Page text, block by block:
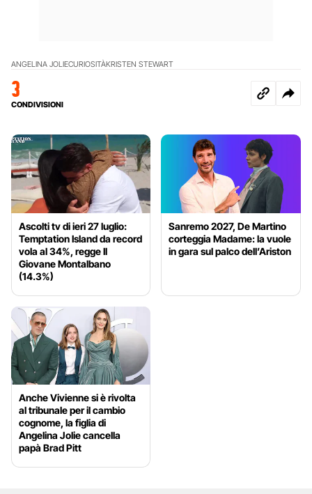
ANGELINA JOLIECURIOSITÀKRISTEN STEWART
3
CONDIVISIONI
Ascolti tv di ieri 27 luglio:
Temptation Island da record
vola al 34%, regge Il
Giovane Montalbano
(14.3%)
Sanremo 2027, De Martino
corteggia Madame: la vuole
in gara sul palco dell’Ariston
Anche Vivienne si è rivolta
al tribunale per il cambio
cognome, la figlia di
Angelina Jolie cancella
papà Brad Pitt